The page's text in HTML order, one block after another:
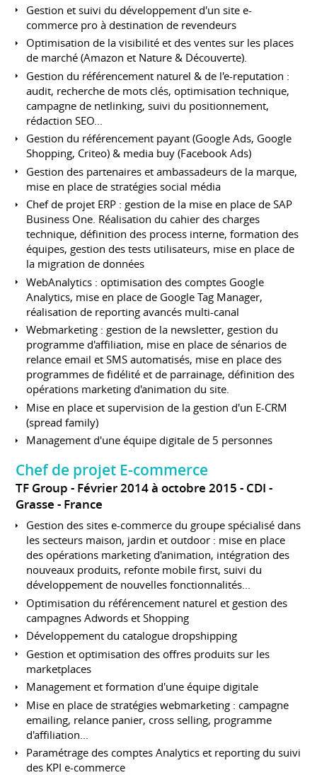
Gestion et suivi du développement d'un site e-
commerce pro à destination de revendeurs
Optimisation de la visibilité et des ventes sur les places
de marché (Amazon et Nature & Découverte).
Gestion du référencement naturel & de l'e-reputation :
audit, recherche de mots clés, optimisation technique,
campagne de netlinking, suivi du positionnement,
rédaction SEO...
Gestion du référencement payant (Google Ads, Google
Shopping, Criteo) & media buy (Facebook Ads)
Gestion des partenaires et ambassadeurs de la marque,
mise en place de stratégies social média
Chef de projet ERP : gestion de la mise en place de SAP
Business One. Réalisation du cahier des charges
technique, définition des process interne, formation des
équipes, gestion des tests utilisateurs, mise en place de
la migration de données
WebAnalytics : optimisation des comptes Google
Analytics, mise en place de Google Tag Manager,
réalisation de reporting avancés multi-canal
Webmarketing : gestion de la newsletter, gestion du
programme d'affiliation, mise en place de sénarios de
relance email et SMS automatisés, mise en place des
programmes de fidélité et de parrainage, définition des
opérations marketing d'animation du site.
Mise en place et supervision de la gestion d'un E-CRM
(spread family)
Management d'une équipe digitale de 5 personnes
Chef de projet E-commerce
TF Group Février 2014 à octobre 2015 CDI
Grasse
France
Gestion des sites e-commerce du groupe spécialisé dans
les secteurs maison, jardin et outdoor : mise en place
des opérations marketing d'animation, intégration des
nouveaux produits, refonte mobile first, suivi du
développement de nouvelles fonctionnalités...
Optimisation du référencement naturel et gestion des
campagnes Adwords et Shopping
Développement du catalogue dropshipping
Gestion et optimisation des offres produits sur les
marketplaces
Management et formation d'une équipe digitale
Mise en place de stratégies webmarketing : campagne
emailing, relance panier, cross selling, programme
d'affiliation...
Paramétrage des comptes Analytics et reporting du suivi
des KPI e-commerce